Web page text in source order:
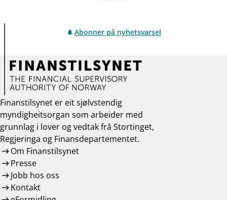
Abonner på nyhetsvarsel
Finanstilsynet er eit sjølvstendig
myndigheitsorgan som arbeider med
grunnlag i lover og vedtak frå Stortinget,
Regjeringa og Finansdepartementet.
Om Finanstilsynet
Presse
Jobb hos oss
Kontakt